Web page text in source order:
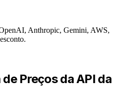
Anthropic, Gemini, AWS,
Preços da API da